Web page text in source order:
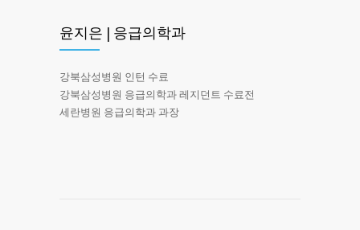
윤지은 | 응급의학과
강북삼성병원 인턴 수료
강북삼성병원 응급의학과 레지던트 수료전
세란병원 응급의학과 과장